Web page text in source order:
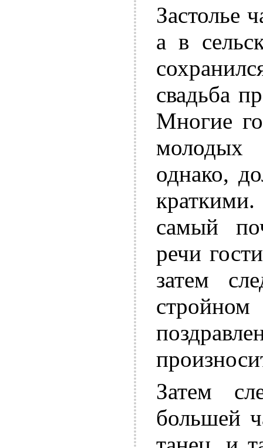
Застолье
а в
свадьба
Многие
однако,
самый
речи
затем
Затем
большей